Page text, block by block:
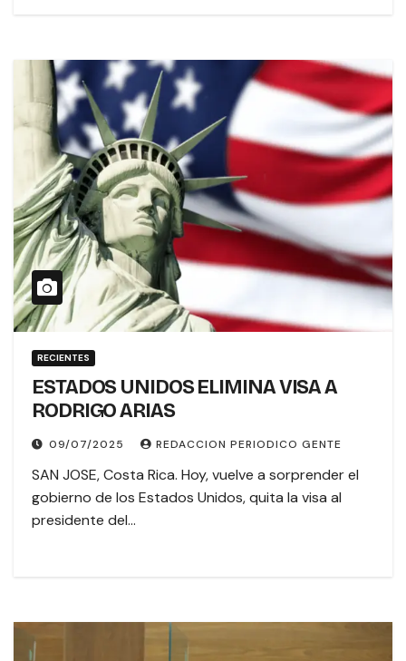
RECIENTES
ESTADOS UNIDOS ELIMINA VISA A
RODRIGO ARIAS
09/07/2025 REDACCION PERIODICO GENTE
SAN JOSE, Costa Rica. Hoy, vuelve a sorprender el
gobierno de los Estados Unidos, quita la visa al
presidente del…